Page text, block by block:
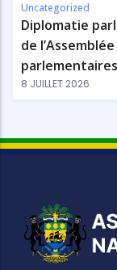
Uncategorized
Diplomatie
de
8 JUILLET 2026